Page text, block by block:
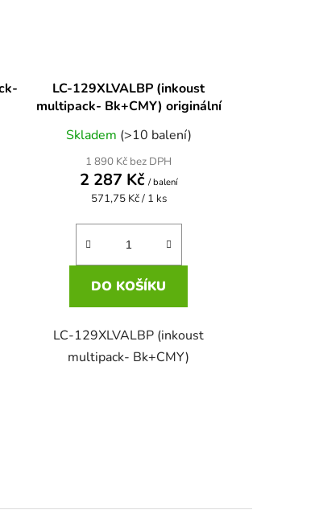
LC-129XLVALBP (inkoust
multipack- Bk+CMY) originální
Skladem (>10 balení)
1 890 Kč bez DPH
2 287 Kč / balení
Měrná
571,75 Kč / 1 ks
DO KOŠÍKU
LC-129XLVALBP (inkoust
multipack- Bk+CMY)